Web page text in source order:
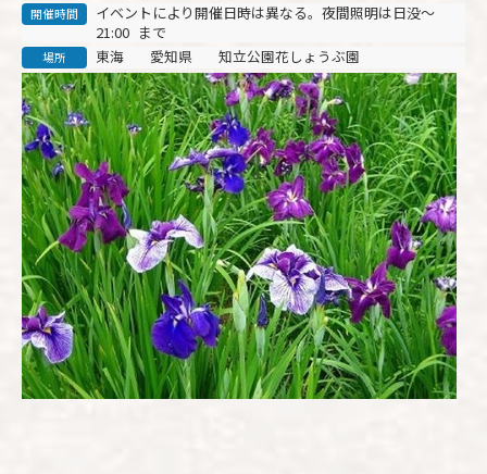
開催時間
イベントにより開催日時は異なる。夜間照明は日没～
21:00 まで
場所 東海 愛知県 知立公園花しょうぶ園